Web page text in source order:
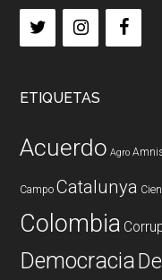
ETIQUETAS
Acuerdo Agro
Campo Catalunya
Colombia
Democracia